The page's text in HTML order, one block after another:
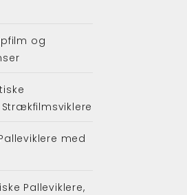
og
med
Palleviklere,